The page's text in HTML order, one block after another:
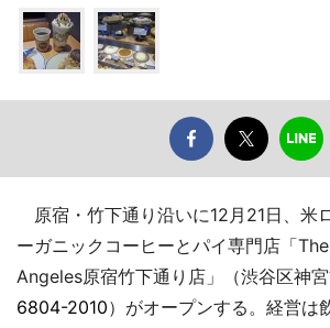
原宿・竹下通り沿いに12月21日、米
ーガニックコーヒーとパイ専門店「
Angeles原宿竹下通り店」（渋谷区神
6804-2010）がオープンする。経営は